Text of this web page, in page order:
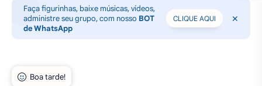
Faça figurinhas, baixe músicas, vídeos,
administre seu grupo, com nosso BOT
de WhatsApp
CLIQUE AQUI